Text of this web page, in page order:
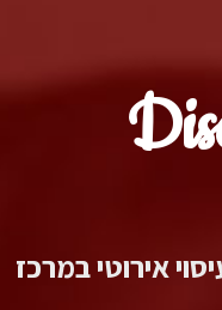
אירוטי במרכז